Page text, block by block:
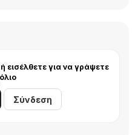
εισέλθετε για να γράψετε
Σύνδεση